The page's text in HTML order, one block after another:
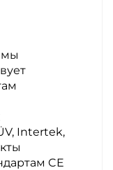
мы
Intertek,
CE